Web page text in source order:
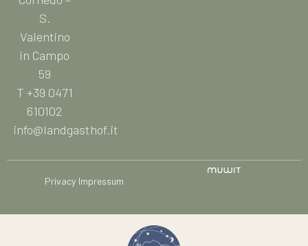
S.
Valentino
in Campo
59
T +39 0471
610102
info@landgasthof.it
Privacy Impressum